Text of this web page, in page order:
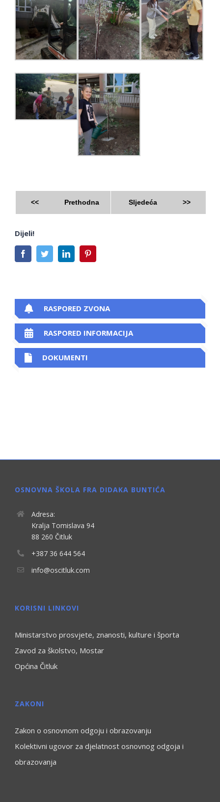
<< Prethodna Sljedeća >>
Dijeli!
FacebookTwitterLinkedIn
RASPORED ZVONA
RASPORED INFORMACIJA
DOKUMENTI
OSNOVNA ŠKOLA FRA DIDAKA BUNTIĆA
Adresa:
Kralja Tomislava 94
88 260 Čitluk
+387 36 644 564
info@oscitluk.com
KORISNI LINKOVI
Ministarstvo prosvjete, znanosti, kulture i športa
Zavod za školstvo, Mostar
Općina Čitluk
ZAKONI
Zakon o osnovnom odgoju i obrazovanju
Kolektivni ugovor za djelatnost osnovnog odgoja i
obrazovanja